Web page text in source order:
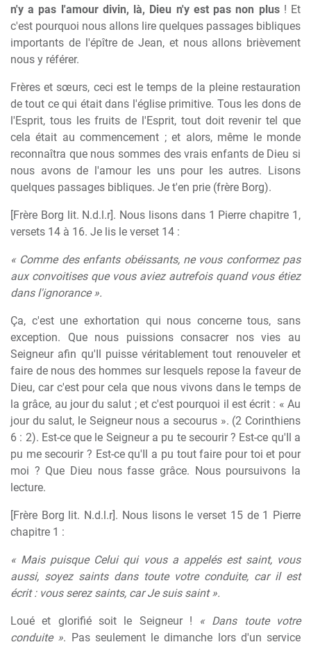
n'y a pas l'amour divin, là, Dieu n'y est pas non plus! Et
c'est pourquoi nous allons lire quelques passages bibliques
importants de l'épître de Jean, et nous allons brièvement
nous y référer.
Frères et sœurs, ceci est le temps de la pleine restauration
de tout ce qui était dans l'église primitive. Tous les dons de
l'Esprit, tous les fruits de l'Esprit, tout doit revenir tel que
cela était au commencement ; et alors, même le monde
reconnaîtra que nous sommes des vrais enfants de Dieu si
nous avons de l'amour les uns pour les autres. Lisons
quelques passages bibliques. Je t'en prie (frère Borg).
[Frère Borg lit. N.d.l.r]. Nous lisons dans 1 Pierre chapitre 1,
versets 14 à 16. Je lis le verset 14 :
« Comme des enfants obéissants, ne vous conformez pas
aux convoitises que vous aviez autrefois quand vous étiez
dans l'ignorance ».
Ça, c'est une exhortation qui nous concerne tous, sans
exception. Que nous puissions consacrer nos vies au
Seigneur afin qu'Il puisse véritablement tout renouveler et
faire de nous des hommes sur lesquels repose la faveur de
Dieu, car c'est pour cela que nous vivons dans le temps de
la grâce, au jour du salut ; et c'est pourquoi il est écrit : « Au
jour du salut, le Seigneur nous a secourus ». (2 Corinthiens
6 : 2). Est-ce que le Seigneur a pu te secourir ? Est-ce qu'Il a
pu me secourir ? Est-ce qu'Il a pu tout faire pour toi et pour
moi ? Que Dieu nous fasse grâce. Nous poursuivons la
lecture.
[Frère Borg lit. N.d.l.r]. Nous lisons le verset 15 de 1 Pierre
chapitre 1 :
« Mais puisque Celui qui vous a appelés est saint, vous
aussi, soyez saints dans toute votre conduite, car il est
écrit : vous serez saints, car Je suis saint ».
Loué et glorifié soit le Seigneur ! « Dans toute votre
conduite ». Pas seulement le dimanche lors d'un service